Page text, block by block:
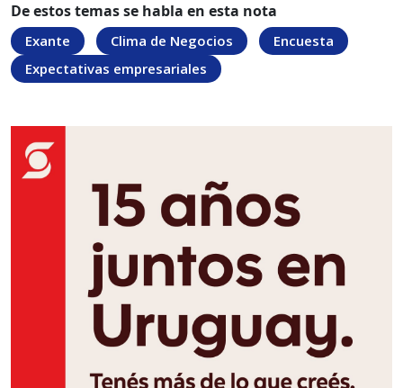
De estos temas se habla en esta nota
Exante Clima de Negocios
Encuesta
Expectativas empresariales